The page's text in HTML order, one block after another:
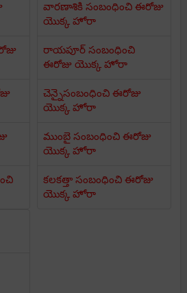
వారణాశికి సంబంధించి ఈరోజు
యొక్క హోరా
రాయపూర్ సంబంధించి
ఈరోజు యొక్క హోరా
చెన్నైసంబంధించి ఈరోజు
యొక్క హోరా
ముంబై సంబంధించి ఈరోజు
యొక్క హోరా
కలకత్తా సంబంధించి ఈరోజు
యొక్క హోరా